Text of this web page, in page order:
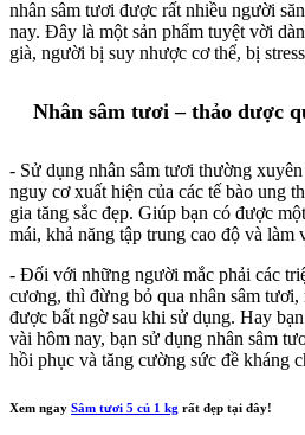
nhân sâm tươi được rất nhiều người
nay. Đây là một sản phẩm tuyệt vời
già, người bị suy nhược cơ thể, bị
Nhân sâm tươi – thảo dược
- Sử dụng nhân sâm tươi thường
nguy cơ xuất hiện của các tế bào ung
gia tăng sắc đẹp. Giúp bạn có được
mái, khả năng tập trung cao độ và làm
- Đối với những người mắc phải các
cương, thì đừng bỏ qua nhân sâm tươi,
được bất ngờ sau khi sử dụng. Hay
vài hôm nay, bạn sử dụng nhân sâm
hồi phục và tăng cường sức đề kháng
Xem ngay Sâm tươi 5 củ 1 kg rất đẹp tại đây!